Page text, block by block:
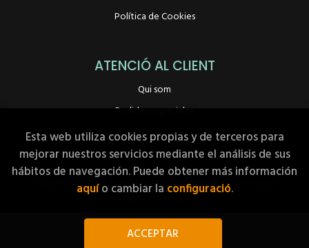
Política de Cookies
ATENCIÓ AL CLIENT
Qui som
Pedidos especiales
Llibreria A Peu de Pàgina . Tots els Drets Reservats |
Esta web utiliza cookies propias y de terceros para
mejorar nuestros servicios mediante el análisis de sus
hábitos de navegación. Puede obtener más información
aquío cambiar la configuració.
ACCEPTAR